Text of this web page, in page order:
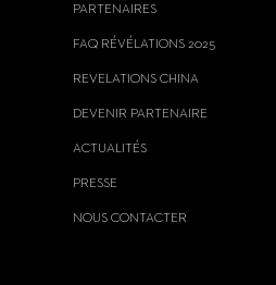
PARTENAIRES
FAQ RÉVÉLATIONS 2025
REVELATIONS CHINA
DEVENIR PARTENAIRE
ACTUALITÉS
PRESSE
NOUS CONTACTER